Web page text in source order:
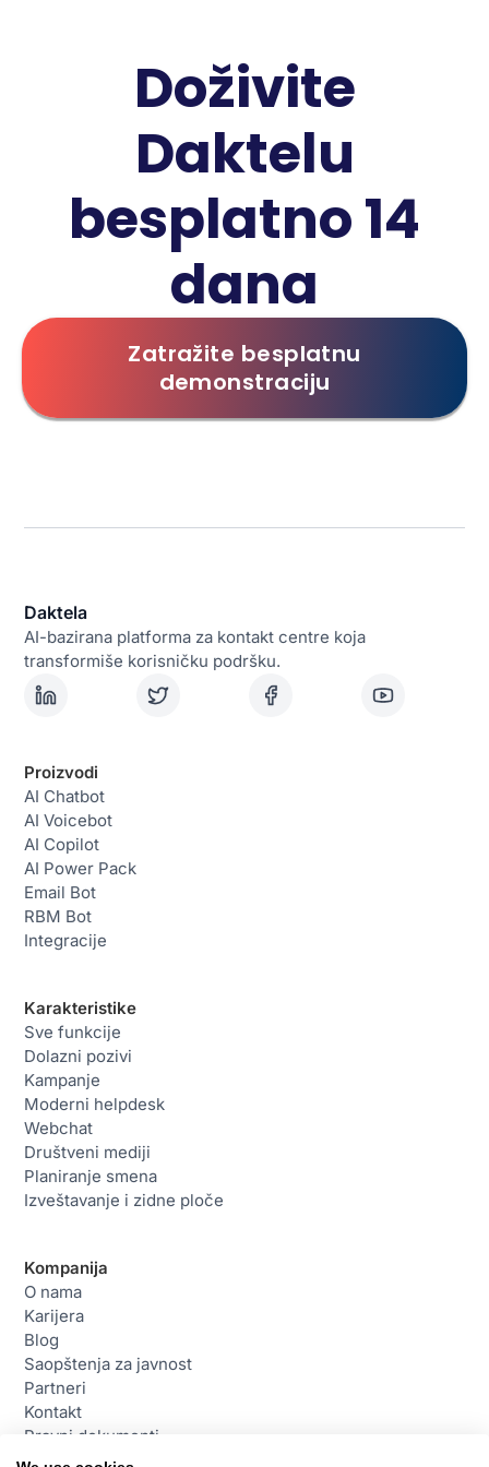
Doživite
Daktelu
besplatno 14
dana
Zatražite besplatnu
demonstraciju
Daktela
AI-bazirana platforma za kontakt centre koja
transformiše korisničku podršku.
Proizvodi
AI Chatbot
AI Voicebot
AI Copilot
AI Power Pack
Email Bot
RBM Bot
Integracije
Karakteristike
Sve funkcije
Dolazni pozivi
Kampanje
Moderni helpdesk
Webchat
Društveni mediji
Planiranje smena
Izveštavanje i zidne ploče
Kompanija
O nama
Karijera
Blog
Saopštenja za javnost
Partneri
Kontakt
Pravni dokumenti